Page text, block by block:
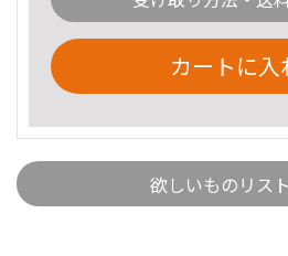
カートに入
欲しいものリス